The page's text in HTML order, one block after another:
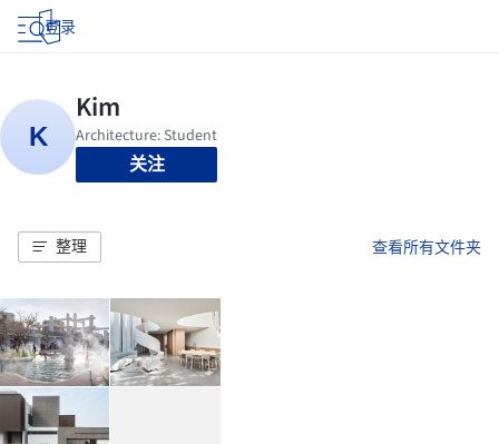
登录
关注
整理 查看所有文件夹